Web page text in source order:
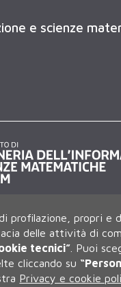
e scienze
profilazione, propri e
delle attività di
tecnici” Puoi
cliccando su
Privacy e cookie